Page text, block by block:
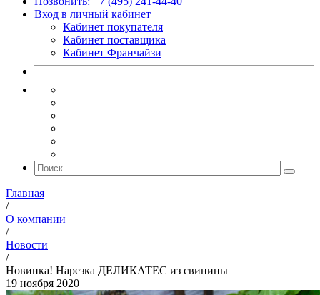
Вход в личный кабинет
Кабинет покупателя
Кабинет поставщика
Кабинет Франчайзи
Главная
/
О компании
/
Новости
/
Новинка! Нарезка ДЕЛИКАТЕС из свинины
19 ноября 2020